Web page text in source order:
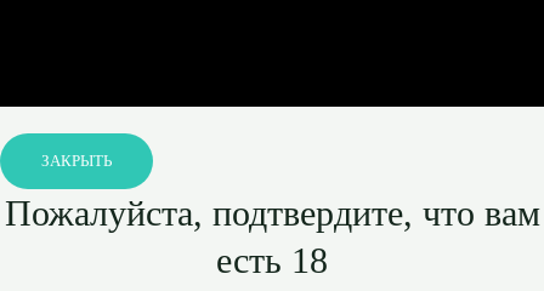
ЗАКРЫТЬ
Пожалуйста, подтвердите, что вам
есть 18